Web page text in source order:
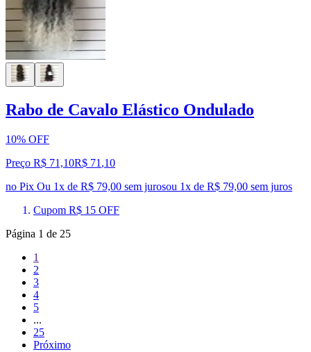
Rabo de Cavalo Elástico Ondulado
10% OFF
Preço R$ 71,10R$ 71 ,10
no Pix Ou 1x de R$ 79,00 sem jurosou 1x de R$ 79,00 sem juros
Cupom R$ 15 OFF
Página 1 de 25
1
2
3
4
5
...
25
Próximo